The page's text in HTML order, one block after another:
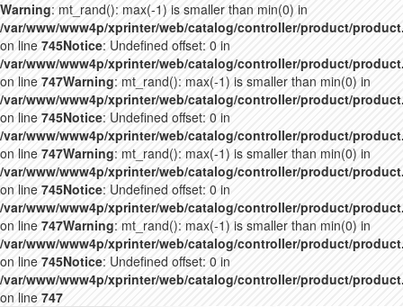
Warning: mt_rand(): max(-1) is smaller than min(0) in
/var/www/www4p/xprinter/web/catalog/controller/product/
on line 745Notice: Undefined offset: 0 in
/var/www/www4p/xprinter/web/catalog/controller/product/
on line 747Warning: mt_rand(): max(-1) is smaller than min(0) in
/var/www/www4p/xprinter/web/catalog/controller/product/
on line 745Notice: Undefined offset: 0 in
/var/www/www4p/xprinter/web/catalog/controller/product/
on line 747Warning: mt_rand(): max(-1) is smaller than min(0) in
/var/www/www4p/xprinter/web/catalog/controller/product/
on line 745Notice: Undefined offset: 0 in
/var/www/www4p/xprinter/web/catalog/controller/product/
on line 747Warning: mt_rand(): max(-1) is smaller than min(0) in
/var/www/www4p/xprinter/web/catalog/controller/product/
on line 745Notice: Undefined offset: 0 in
/var/www/www4p/xprinter/web/catalog/controller/product/
on line 747